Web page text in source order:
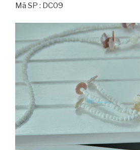
Mã SP : DC09